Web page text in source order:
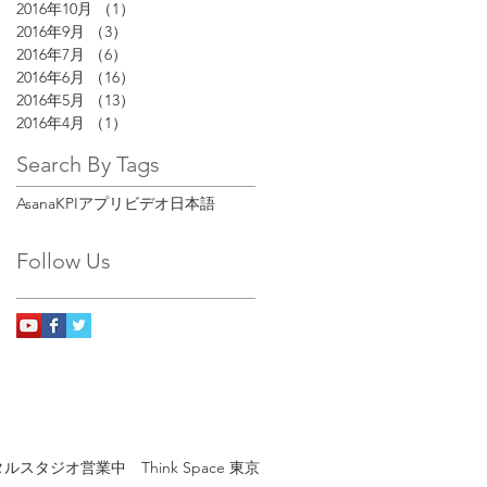
2016年10月 （1）
2016年9月
（3）
2016年7月
（6）
2016年6月
（16）
2016年5月
（13）
2016年4月
（1）
Search By Tags
AsanaKPIアプリ ビデオ日本語
Follow Us
ルスタジオ営業中 Think Space 東京